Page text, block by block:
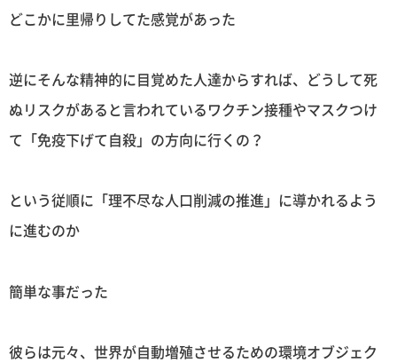
どこかに里帰りしてた感覚があった
逆にそんな精神的に目覚めた人達からすれば、どうして死
ぬリスクがあると言われているワクチン接種やマスクつけ
て「免疫下げて自殺」の方向に行くの？
という従順に「理不尽な人口削減の推進」に導かれるよう
に進むのか
簡単な事だった
彼らは元々、世界が自動増殖させるための環境オブジェク